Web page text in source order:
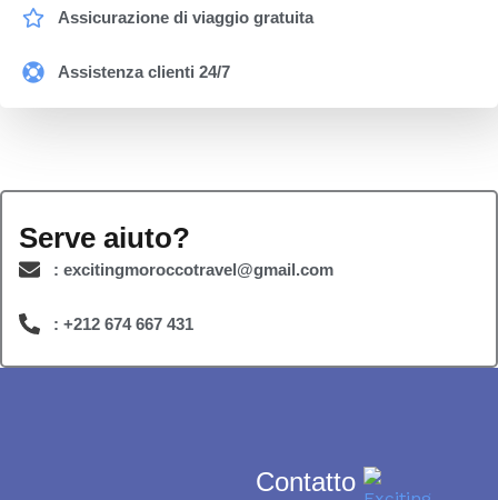
Assicurazione di viaggio gratuita
Assistenza clienti 24/7
Serve aiuto?
: excitingmoroccotravel@gmail.com
: +212 674 667 431
Contatto